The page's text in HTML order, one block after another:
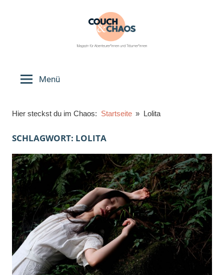
Chaos
Menü
Hier steckst du im Chaos: Startseite Lolita
SCHLAGWORT: LOLITA